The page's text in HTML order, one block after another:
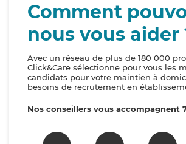
Comment
nous vous aider
Avec un réseau de plus de 180 000
Click&Care sélectionne pour vous les
candidats pour votre maintien à
besoins de recrutement en
Nos conseillers vous accompagnent